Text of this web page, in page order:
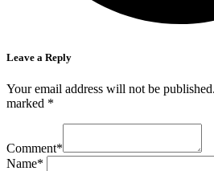
Leave a Reply
Your email address will not be published.
marked *
Comment*
Name*